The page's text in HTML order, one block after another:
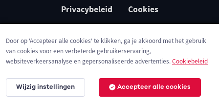
Privacybeleid Cookies
© 2026 NodeMapp BV
Door op 'Accepteer alle cookies' te klikken, ga je akkoord met het gebruik
van cookies voor een verbeterde gebruikerservaring,
websiteverkeersanalyse en gepersonaliseerde advertenties.Cookiebeleid
Wijzig instellingen Accepteer alle cookies